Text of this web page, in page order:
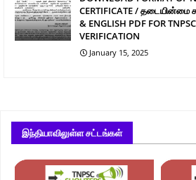
CERTIFICATE / தடையின்மை
& ENGLISH PDF FOR
VERIFICATION
January 15, 2025
இந்தியாவிலுள்ள சட்டங்கள்